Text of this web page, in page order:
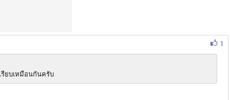
1
รียบเหมือนกันครับ